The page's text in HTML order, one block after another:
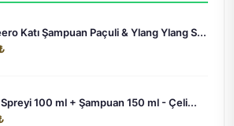
Katı Şampuan Paçuli & Ylang Ylang S...
100 ml + Şampuan 150 ml - Çeli...